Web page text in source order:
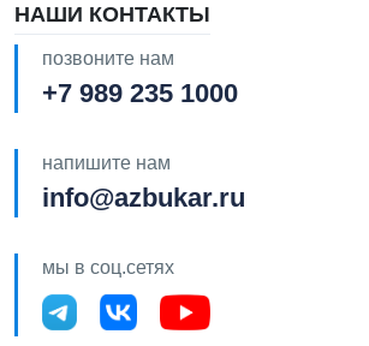
НАШИ КОНТАКТЫ
позвоните нам
+7 989 235 1000
напишите нам
info@azbukar.ru
мы в соц.сетях